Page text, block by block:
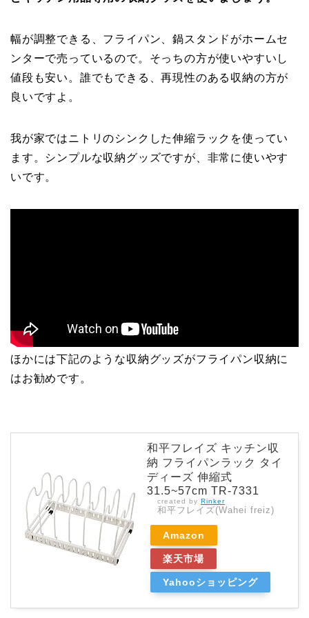
幅が調整できる、フライパン、鍋スタンドがホームセ
ンターで売っているので。そっちの方が使いやすいし
値段も安い。誰でもできる、再現性のある収納の方が
良いですよ。
我が家ではニトリのシンクした伸縮ラックを使ってい
ます。シンプルな収納グッズですが、非常に使いやす
いです。
ほかには下記のような収納グッズがフライパン収納に
はお勧めです。
和平フレイズ キッチン収
納 フライパンラック タイ
ディーズ 伸縮式
31.5~57cm TR-7331
created by Rinker
和平フレイズ(Wahei freiz)
Amazon
楽天市場
Yahooショッピング